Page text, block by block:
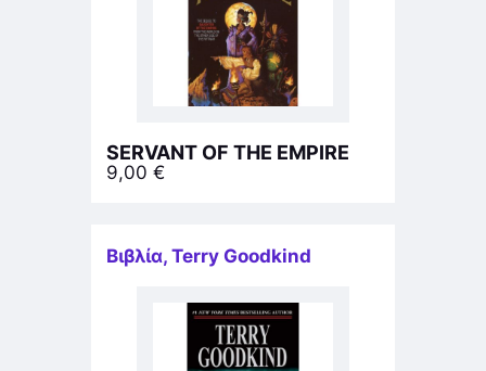
SERVANT OF THE EMPIRE
9,00 €
Βιβλία, Terry Goodkind